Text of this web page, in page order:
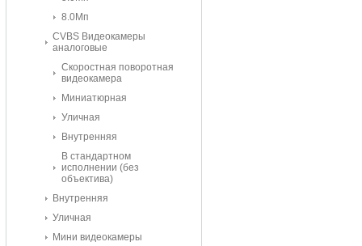
8.0Mп
CVBS Видеокамеры
аналоговые
Скоростная поворотная
видеокамера
Миниатюрная
Уличная
Внутренняя
В стандартном
исполнении (без
объектива)
Внутренняя
Уличная
Мини видеокамеры